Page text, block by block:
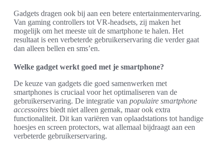
Gadgets dragen ook bij aan een betere entertainmentervaring.
Van gaming controllers tot VR-headsets, zij maken het
mogelijk om het meeste uit de smartphone te halen. Het
resultaat is een verbeterde gebruikerservaring die verder gaat
dan alleen bellen en sms’en.
Welke gadget werkt goed met je smartphone?
De keuze van gadgets die goed samenwerken met
smartphones is cruciaal voor het optimaliseren van de
gebruikerservaring. De integratie van populaire smartphone
accessoires biedt niet alleen gemak, maar ook extra
functionaliteit. Dit kan variëren van oplaadstations tot handige
hoesjes en screen protectors, wat allemaal bijdraagt aan een
verbeterde gebruikerservaring.